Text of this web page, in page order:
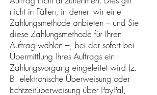
nicht in Fällen, in denen wir eine
Zahlungsmethode anbieten – und Sie
diese Zahlungsmethode für Ihren
Auftrag wählen –, bei der sofort bei
Übermittlung Ihres Auftrags ein
Zahlungsvorgang eingeleitet wird (z.
B. elektronische Überweisung oder
Echtzeitüberweisung über PayPal,